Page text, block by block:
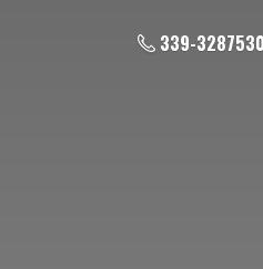
339-3287530